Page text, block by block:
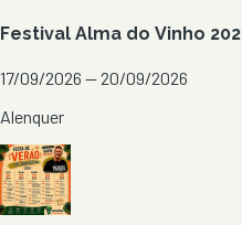
Festival Alma do Vinho
17/09/2026 — 20/09/2026
Alenquer